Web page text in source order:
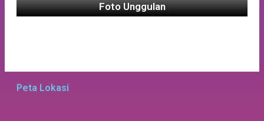
Foto Unggulan
Peta Lokasi